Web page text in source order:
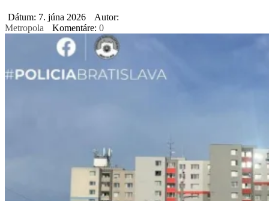
Dátum: 7. júna 2026
Autor:
Metropola
Komentáre: 0